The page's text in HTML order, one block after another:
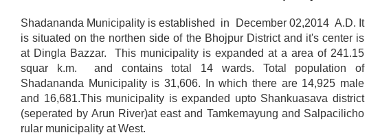
Shadananda Municipality is established in December 02,2014 A.D. It
is situated on the northen side of the Bhojpur District and it's center is
at Dingla Bazzar. This municipality is expanded at a area of 241.15
squar k.m. and contains total 14 wards. Total population of
Shadananda Municipality is 31,606. In which there are 14,925 male
and 16,681.This municipality is expanded upto Shankuasava district
(seperated by Arun River)at east and Tamkemayung and Salpacilicho
rular municipality at West.